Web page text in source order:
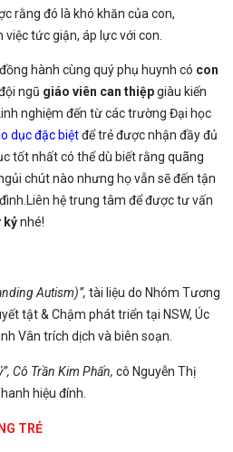
rằng đó là khó khăn của con,
tức giận, áp lực với con.
hành cùng quý phụ huynh có con
ngũ giáo viên can thiệpgiàu kiến
nghiệm đến từ các trường Đại học
dục đặc biệtđể trẻ được nhận đầy đủ
tốt nhất có thể dù biết rằng quãng
chút nào nhưng họ vẫn sẽ đến tận
hệ trung tâm để được tư vấn
kỷnhé!
Autism)”, tài liệu do Nhóm Tương
tật & Chậm phát triển tại NSW, Úc
Vân trích dịch và biên soạn.
Cô Trần Kim Phấn, cô Nguyễn Thị
hiệu đính.
TRẺ